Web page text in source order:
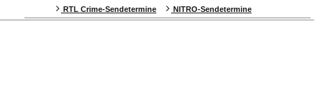
RTL Crime-Sendetermine
NITRO-Sendetermine